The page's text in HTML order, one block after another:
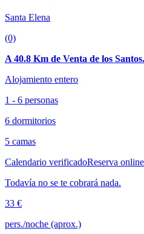
Santa Elena
(0)
A 40.8 Km de Venta de los Santos.
Alojamiento entero
1 - 6 personas
6 dormitorios
5 camas
Calendario verificadoReserva online
Todavía no se te cobrará nada.
33 €
pers./noche (aprox.)